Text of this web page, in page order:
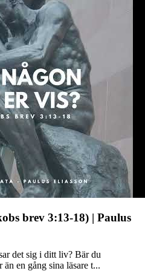
brev 3:13-18) | Paulus
det sig i ditt liv? Bär du
en gång sina läsare t...